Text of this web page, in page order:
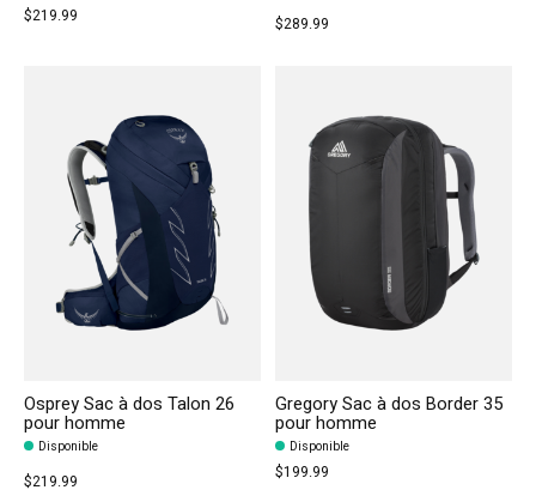
$219.99 $289.99
Osprey Sac à dos Talon 26
pour homme
Disponible
$219.99
Gregory Sac à dos Border 35
pour homme
Disponible
$199.99